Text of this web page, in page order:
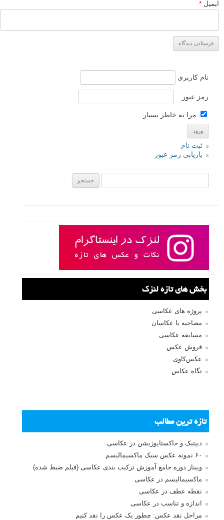
ایمیل *
نام کاربری
رمز عبور
مرا به خاطر بسپار
ثبت نام
بازیابی رمز عبور
بخش های تازه لنزک
پروژه های عکاسی
مصاحبه با عکاسان
مسابقه عکاسی
فروش عکس
عکس‌کاوی
نگاه عکاس
تازه ترین مطالب
دیپتیک و جاکستا‌پوزیشن در عکاسی
۶۰ نمونه عکس سبک ماکسیمالیسم
وبینار دوره جامع آموزش ترکیب بندی عکاسی (فیلم ضبط شده)
ماکسیمالیسم در عکاسی
نقطه عطف در عکاسی
اندازه و تناسب در عکاسی
مراحل نقد عکس: چطور یک عکس را نقد کنیم